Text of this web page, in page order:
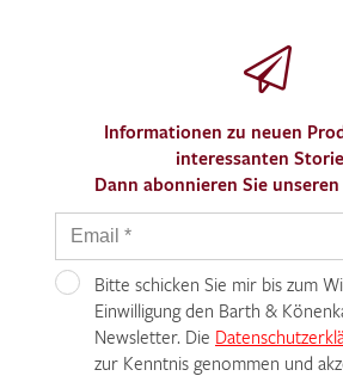
Informationen zu neuen
interessanten
Dann abonnieren Sie
Bitte schicken Sie mir bis zum
Einwilligung den Barth &
Newsletter. Die
zur Kenntnis genommen und